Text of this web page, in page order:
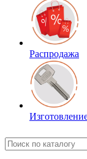
Распродажа